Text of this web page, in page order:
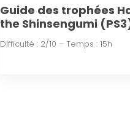
Guide des trophées
the Shinsengumi
Difficulté : 2/10 – Temps : 15h